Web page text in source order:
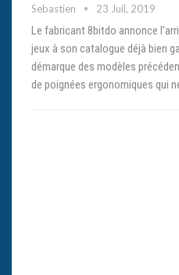
Sebastien 23 Juil, 2019
Le fabricant 8bitdo annonce
jeux à son catalogue déjà bien
démarque des modèles
de poignées ergonomiques qui